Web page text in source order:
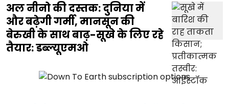
अल नीनो की दस्तक: दुनिया में
और बढ़ेगी गर्मी, मानसून की
बेरुखी के साथ बाढ़-सूखे के लिए रहे
तैयार: डब्ल्यूएमओ